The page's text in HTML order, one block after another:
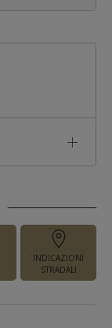
INDICAZIONI
STRADALI